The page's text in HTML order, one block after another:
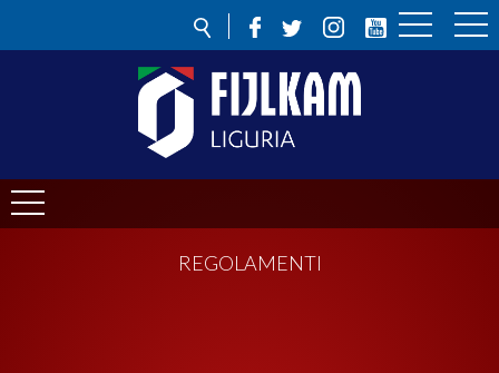
REGOLAMENTI